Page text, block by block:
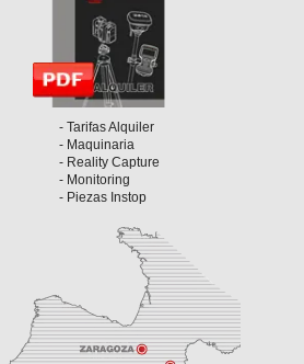
- Tarifas Alquiler
- Maquinaria
- Reality Capture
- Monitoring
- Piezas Instop